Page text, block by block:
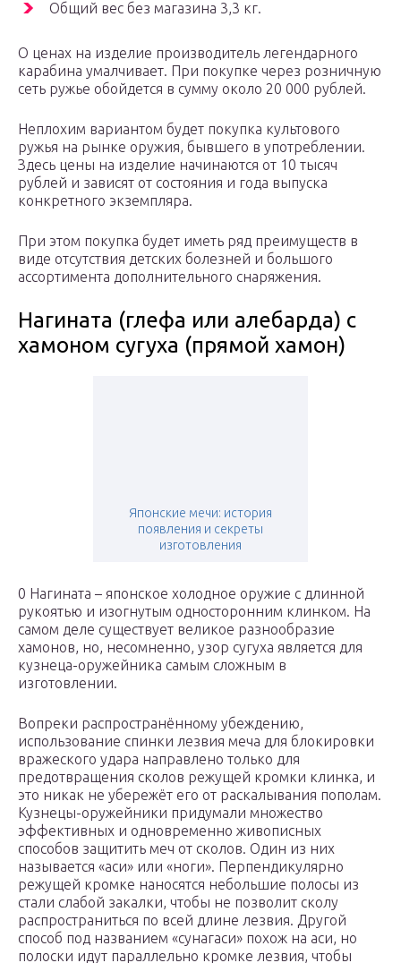
Общий вес без магазина 3,3 кг.
О ценах на изделие производитель легендарного
карабина умалчивает. При покупке через розничную
сеть ружье обойдется в сумму около 20 000 рублей.
Неплохим вариантом будет покупка культового
ружья на рынке оружия, бывшего в употреблении.
Здесь цены на изделие начинаются от 10 тысяч
рублей и зависят от состояния и года выпуска
конкретного экземпляра.
При этом покупка будет иметь ряд преимуществ в
виде отсутствия детских болезней и большого
ассортимента дополнительного снаряжения.
Нагината (глефа или алебарда) с
хамоном сугуха (прямой хамон)
Японские мечи: история
появления и секреты
изготовления
0 Нагината – японское холодное оружие с длинной
рукоятью и изогнутым односторонним клинком. На
самом деле существует великое разнообразие
хамонов, но, несомненно, узор сугуха является для
кузнеца-оружейника самым сложным в
изготовлении.
Вопреки распространённому убеждению,
использование спинки лезвия меча для блокировки
вражеского удара направлено только для
предотвращения сколов режущей кромки клинка, и
это никак не убережёт его от раскалывания пополам.
Кузнецы-оружейники придумали множество
эффективных и одновременно живописных
способов защитить меч от сколов. Один из них
называется «аси» или «ноги». Перпендикулярно
режущей кромке наносятся небольшие полосы из
стали слабой закалки, чтобы не позволит сколу
распространиться по всей длине лезвия. Другой
способ под названием «сунагаси» похож на аси, но
полоски идут параллельно кромке лезвия, чтобы